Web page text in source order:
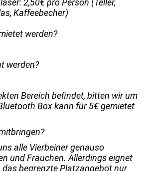
2,50€ pro Person (Teller,
Kaffeebecher)
werden?
werden?
Bereich befindet, bitten wir um
Box kann für 5€ gemietet
alle Vierbeiner genauso
und Frauchen. Allerdings eignet
begrenzte Platzangebot nur